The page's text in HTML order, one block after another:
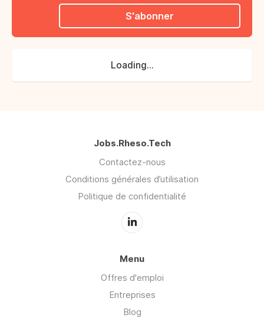
S'abonner
Loading...
Jobs.Rheso.Tech
Contactez-nous
Conditions générales d’utilisation
Politique de confidentialité
Menu
Offres d'emploi
Entreprises
Blog